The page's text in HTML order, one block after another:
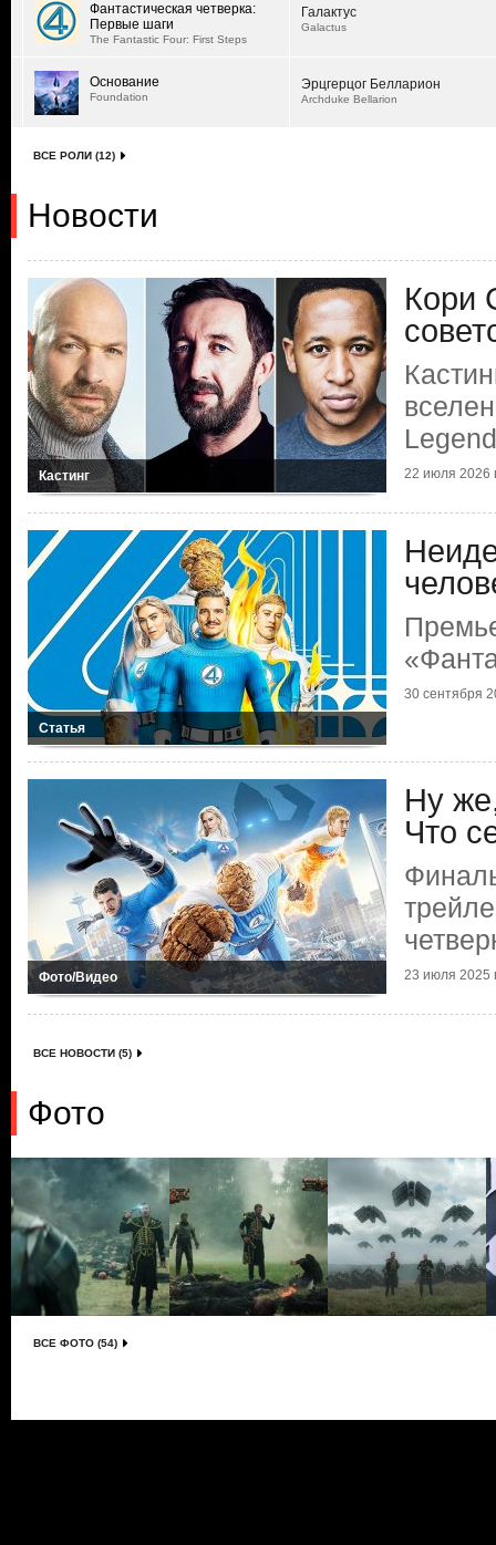
Фантастическая четверка:
Первые шаги
The Fantastic Four: First Steps
Галактус
Galactus
Основание
Foundation
Эрцгерцог Белларион
Archduke Bellarion
ВСЕ РОЛИ (12)
Новости
Кастинг
Кори
22 июля 2026
Статья
30 сентября
Фото/Видео
Ну
Что
23 июля 2025
ВСЕ НОВОСТИ (5)
Фото
ВСЕ ФОТО (54)